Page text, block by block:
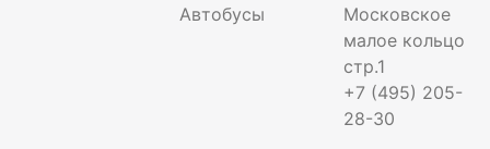
Автобусы
Московское
малое кольцо
стр.1
+7 (495) 205-
28-30